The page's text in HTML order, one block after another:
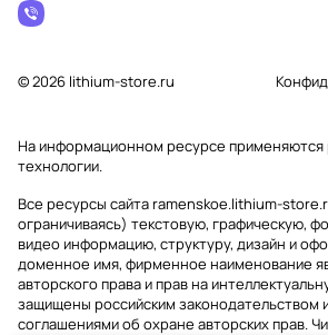
© 2026 lithium-store.ru
На информационном ресурсе применяются
технологии.
Все ресурсы сайта ramenskoe.lithium-
ограничиваясь) текстовую, графическую,
видео информацию, структуру, дизайн и
доменное имя, фирменное наименование
авторского права и прав на
защищены российским
соглашениями об охране авторских прав.